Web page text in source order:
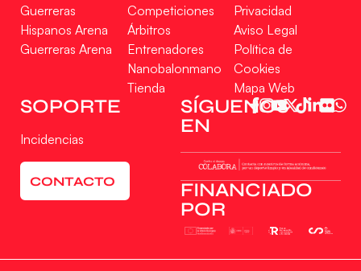
Guerreras
Hispanos Arena
Guerreras Arena
Competiciones
Árbitros
Entrenadores
Nanobalonmano
Tienda
Privacidad
Aviso Legal
Política de
Cookies
Mapa Web
SOPORTE
Incidencias
CONTACTO
SÍGUENOS
EN
FINANCIADO
POR